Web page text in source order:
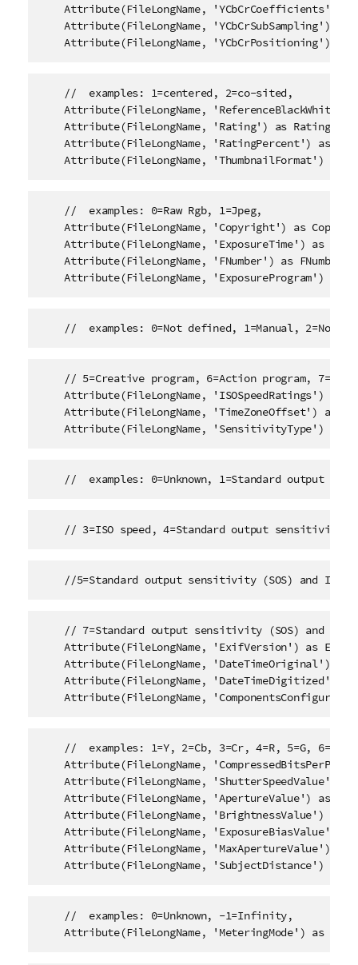
Attribute(FileLongName, 'YCbCrCoefficients')
Attribute(FileLongName, 'YCbCrSubSampling') as
Attribute(FileLongName, 'YCbCrPositioning')
    //  examples: 1=centered, 2=co-sited,
Attribute(FileLongName, 'ReferenceBlackWhite')
    Attribute(FileLongName, 'Rating') as Rating,
Attribute(FileLongName, 'RatingPercent') as
Attribute(FileLongName, 'ThumbnailFormat') as
    //  examples: 0=Raw Rgb, 1=Jpeg,
Attribute(FileLongName, 'Copyright') as
Attribute(FileLongName, 'ExposureTime') as
    Attribute(FileLongName, 'FNumber') as FNumber,
Attribute(FileLongName, 'ExposureProgram') as
//  examples: 0=Not defined, 1=Manual,
// 5=Creative program, 6=Action program,
Attribute(FileLongName, 'ISOSpeedRatings') as
Attribute(FileLongName, 'TimeZoneOffset') as
Attribute(FileLongName, 'SensitivityType') as
//  examples: 0=Unknown, 1=Standard output
// 3=ISO speed, 4=Standard output sensitivity
//5=Standard output sensitivity (SOS) and ISO
// 7=Standard output sensitivity (SOS) and
Attribute(FileLongName, 'ExifVersion') as
Attribute(FileLongName, 'DateTimeOriginal') as
Attribute(FileLongName, 'DateTimeDigitized')
Attribute(FileLongName,
    //  examples: 1=Y, 2=Cb, 3=Cr, 4=R, 5=G, 6=B,
Attribute(FileLongName,
Attribute(FileLongName, 'ShutterSpeedValue')
Attribute(FileLongName, 'ApertureValue') as
Attribute(FileLongName, 'BrightnessValue') as
Attribute(FileLongName, 'ExposureBiasValue')
Attribute(FileLongName, 'MaxApertureValue') as
Attribute(FileLongName, 'SubjectDistance') as
    //  examples: 0=Unknown, -1=Infinity,
Attribute(FileLongName, 'MeteringMode') as